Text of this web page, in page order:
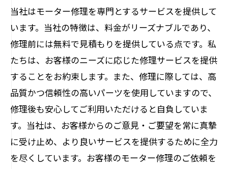
当社はモーター修理を専門とするサービスを提供して
います。当社の特徴は、料金がリーズナブルであり、
修理前には無料で見積もりを提供している点です。私
たちは、お客様のニーズに応じた修理サービスを提供
することをお約束します。また、修理に際しては、高
品質かつ信頼性の高いパーツを使用していますので、
修理後も安心してご利用いただけると自負していま
す。当社は、お客様からのご意見・ご要望を常に真摯
に受け止め、より良いサービスを提供するために全力
を尽くしています。お客様のモーター修理のご依頼を